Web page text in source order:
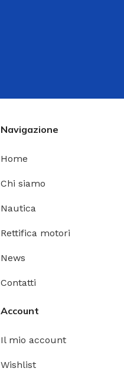
Navigazione
Home
Chi siamo
Nautica
Rettifica motori
News
Contatti
Account
Il mio account
Wishlist